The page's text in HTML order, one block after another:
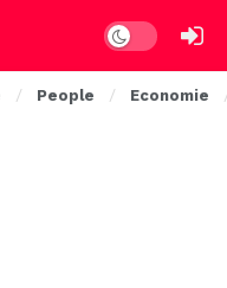
Dark mode
People Economie